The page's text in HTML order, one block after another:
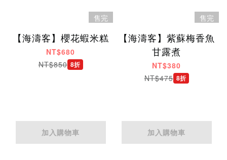
售完
【海濤客】櫻花蝦米糕
NT$680
NT$850 8折
加入購物車
售完
【海濤客】紫蘇梅香魚
甘露煮
NT$380
NT$475 8折
加入購物車